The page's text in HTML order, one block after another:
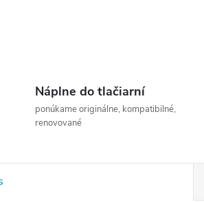
Náplne do tlačiarní
ponúkame originálne, kompatibilné,
renovované